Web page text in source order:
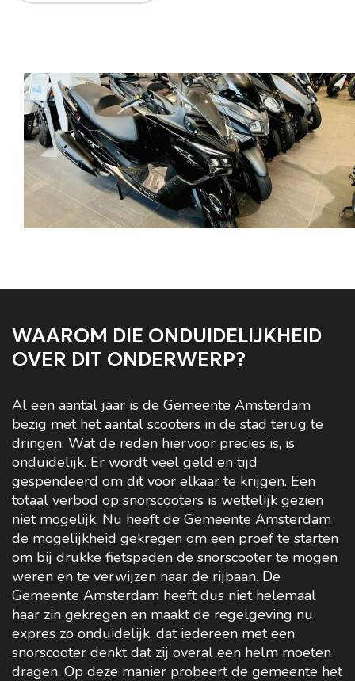
WAAROM DIE ONDUIDELIJKHEID
OVER DIT ONDERWERP?
Al een aantal jaar is de Gemeente Amsterdam
bezig met het aantal scooters in de stad terug te
dringen. Wat de reden hiervoor precies is, is
onduidelijk. Er wordt veel geld en tijd
gespendeerd om dit voor elkaar te krijgen. Een
totaal verbod op snorscooters is wettelijk gezien
niet mogelijk. Nu heeft de Gemeente Amsterdam
de mogelijkheid gekregen om een proef te starten
om bij drukke fietspaden de snorscooter te mogen
weren en te verwijzen naar de rijbaan. De
Gemeente Amsterdam heeft dus niet helemaal
haar zin gekregen en maakt de regelgeving nu
expres zo onduidelijk, dat iedereen met een
snorscooter denkt dat zij overal een helm moeten
dragen. Op deze manier probeert de gemeente het